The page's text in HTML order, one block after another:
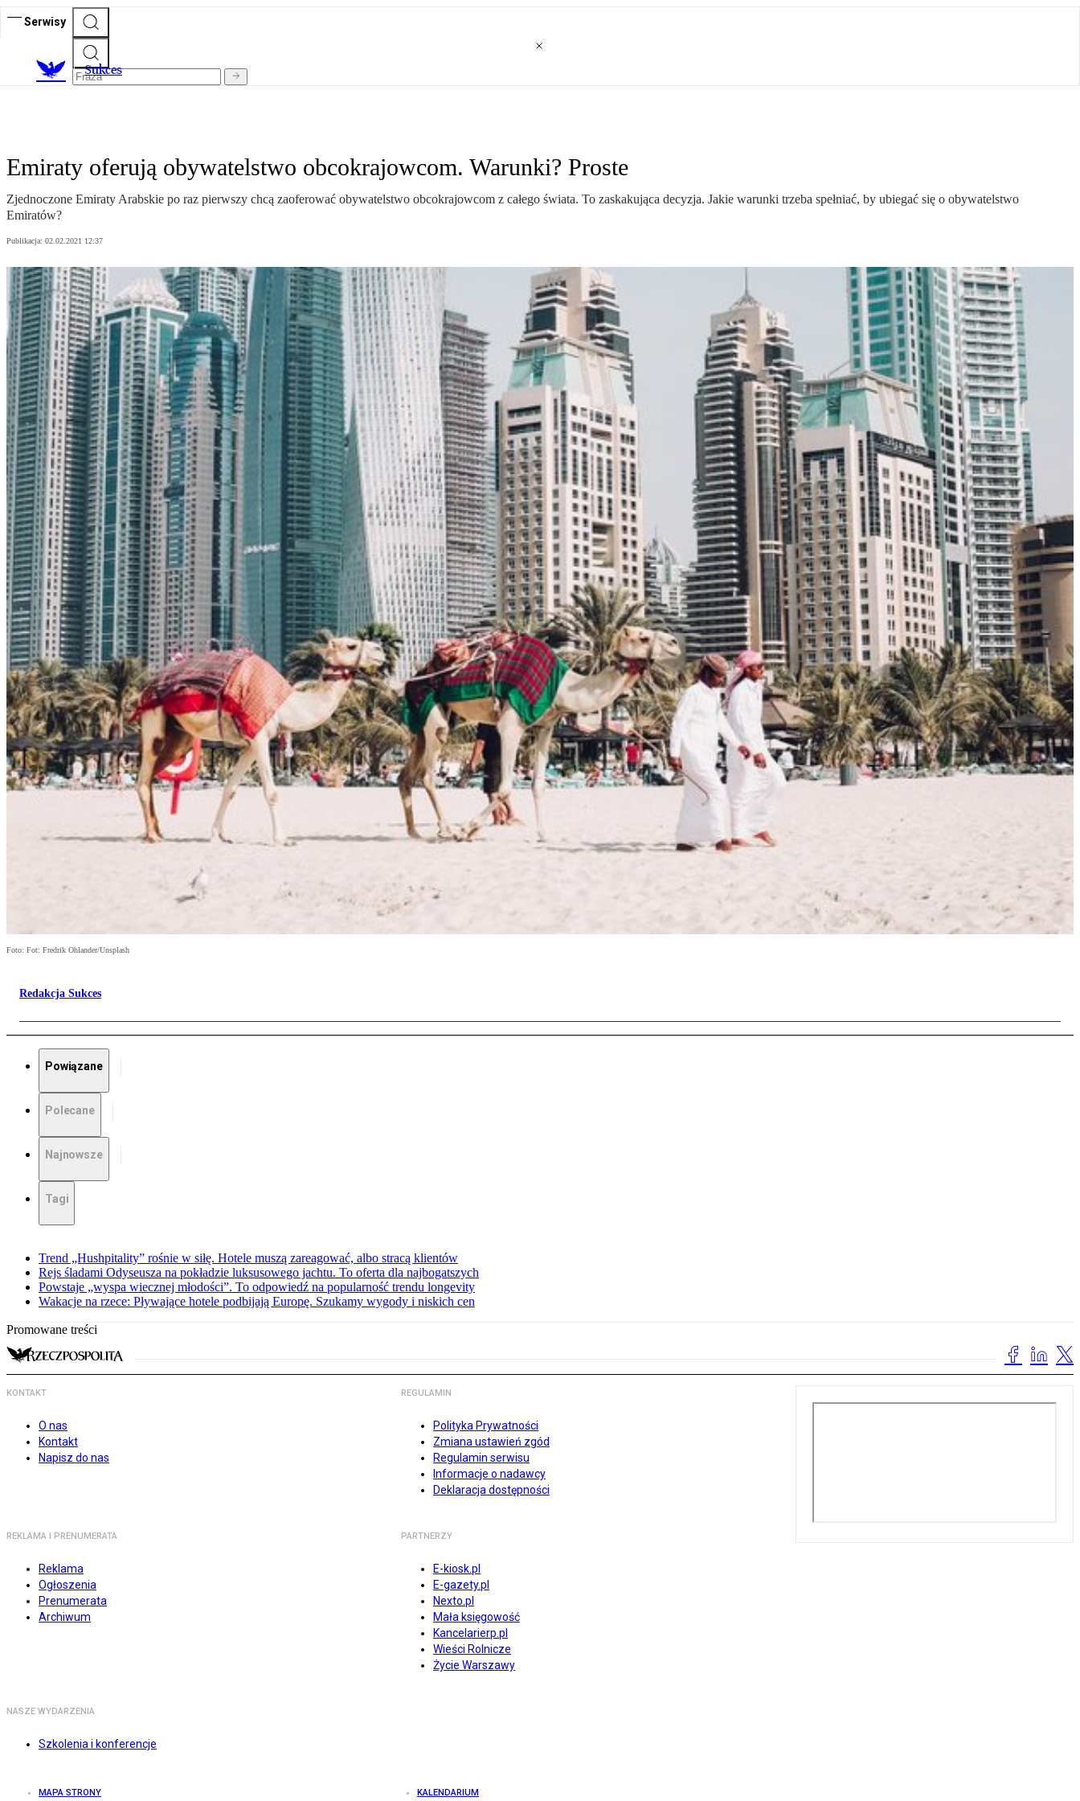
Serwisy
Sukces
Emiraty oferują obywatelstwo obcokrajowcom. Warunki? Proste
Zjednoczone Emiraty Arabskie po raz pierwszy chcą zaoferować obywatelstwo obcokrajowcom z całego świata. To zaskakująca decyzja. Jakie warunki trzeba spełniać, by ubiegać się o obywatelstwo
Emiratów?
Publikacja: 02.02.2021 12:37
Foto: Fot: Fredrik Ohlander/Unsplash
Redakcja Sukces
Powiązane
Polecane
Najnowsze
Tagi
Trend „Hushpitality” rośnie w siłę. Hotele muszą zareagować, albo stracą klientów
Rejs śladami Odyseusza na pokładzie luksusowego jachtu. To oferta dla najbogatszych
Powstaje „wyspa wiecznej młodości”. To odpowiedź na popularność trendu longevity
Wakacje na rzece: Pływające hotele podbijają Europę. Szukamy wygody i niskich cen
Promowane treści
KONTAKT
O nas
Kontakt
Napisz do nas
REGULAMIN
Polityka Prywatności
Zmiana ustawień zgód
Regulamin serwisu
Informacje o nadawcy
Deklaracja dostępności
REKLAMA I PRENUMERATA
Reklama
Ogłoszenia
Prenumerata
Archiwum
PARTNERZY
E-kiosk.pl
E-gazety.pl
Nexto.pl
Mała księgowość
Kancelarierp.pl
Wieści Rolnicze
Życie Warszawy
NASZE WYDARZENIA
Szkolenia i konferencje
MAPA STRONY KALENDARIUM